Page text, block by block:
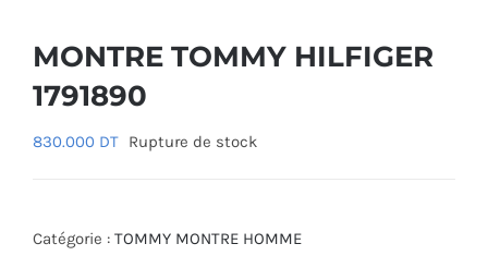
MONTRE TOMMY HILFIGER
1791890
830.000 DT Rupture de stock
Catégorie : TOMMY MONTRE HOMME